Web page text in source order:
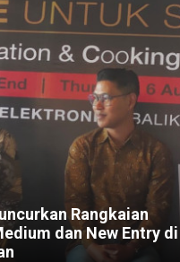
Rangkaian
dan New Entry di